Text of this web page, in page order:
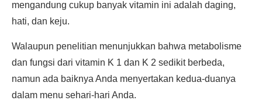
mengandung cukup banyak vitamin ini adalah daging,
hati, dan keju.
Walaupun penelitian menunjukkan bahwa metabolisme
dan fungsi dari vitamin K 1 dan K 2 sedikit berbeda,
namun ada baiknya Anda menyertakan kedua-duanya
dalam menu sehari-hari Anda.